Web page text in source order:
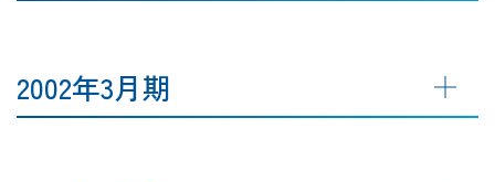
2002年3月期